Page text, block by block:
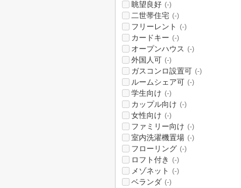
眺望良好 (-)
二世帯住宅 (-)
フリーレント (-)
カードキー (-)
オープンハウス (-)
外国人可 (-)
ガスコンロ設置可 (-)
ルームシェア可 (-)
学生向け (-)
カップル向け (-)
女性向け (-)
ファミリー向け (-)
室内洗濯機置場 (-)
フローリング (-)
ロフト付き (-)
メゾネット (-)
ベランダ (-)